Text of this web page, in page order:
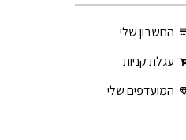
החשבון שלי
עגלת קניות
המועדפים שלי